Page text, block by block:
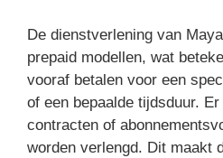
De dienstverlening van
prepaid modellen, wat
vooraf betalen voor een
of een bepaalde tijdsduur.
contracten of
worden verlengd. Dit maakt